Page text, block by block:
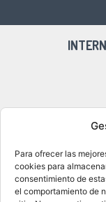
Para ofrecer las
cookies para
consentimiento de
el comportamiento de
Access to